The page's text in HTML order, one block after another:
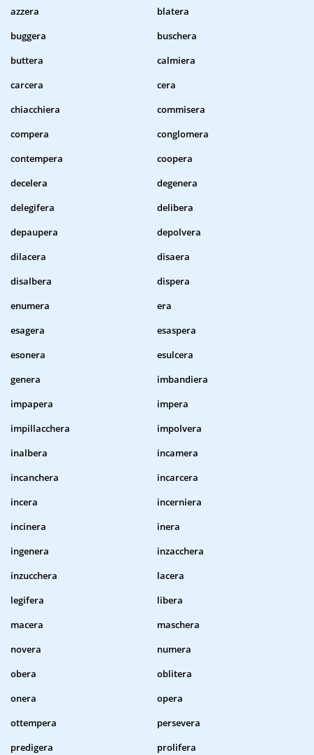
azzera
blatera
buggera
buschera
buttera
calmiera
carcera
cera
chiacchiera
commisera
compera
conglomera
contempera
coopera
decelera
degenera
delegifera
delibera
depaupera
depolvera
dilacera
disaera
disalbera
dispera
enumera
era
esagera
esaspera
esonera
esulcera
genera
imbandiera
impapera
impera
impillacchera
impolvera
inalbera
incamera
incanchera
incarcera
incera
incerniera
incinera
inera
ingenera
inzacchera
inzucchera
lacera
legifera
libera
macera
maschera
novera
numera
obera
oblitera
onera
opera
ottempera
persevera
predigera
prolifera